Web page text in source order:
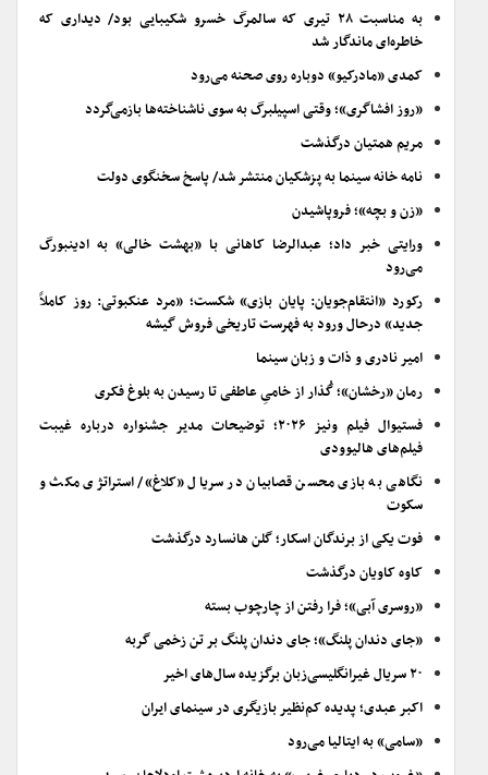
به مناسبت ۲۸ تیری که سالمرگ خسرو شکیبایی بود/ دیداری که
خاطره‌ای ماندگار شد
کمدی «مادرکیو» دوباره روی صحنه می‌رود
«روز افشاگری»؛ وقتی اسپیلبرگ به سوی ناشناخته‌ها بازمی‌گردد
مریم همتیان درگذشت
نامه خانه سینما به پزشکیان منتشر شد/ پاسخ سخنگوی دولت
«زن و بچه»؛ فروپاشیدن
ورایتی خبر داد؛ عبدالرضا کاهانی با «بهشت خالی» به ادینبورگ
می‌رود
رکورد «انتقام‌جویان: پایان بازی» شکست؛ «مرد عنکبوتی: روز کاملاً
جدید» درحال ورود به فهرست تاریخی فروش گیشه
امیر نادری و ذات و زبان سینما
رمان «رخشان»؛ گُذار از خامیِ عاطفی تا رسیدن به بلوغ فکری
فستیوال فیلم ونیز ۲۰۲۶؛ توضیحات مدیر جشنواره درباره غیبت
فیلم‌های هالیوودی
نگاهی به بازی محسن قصابیان در سریال «کلاغ»/ استراتژی مکث و
سکوت
فوت یکی از برندگان اسکار؛ گلن هانسارد درگذشت
کاوه کاویان درگذشت
«روسری آبی»؛ فرا رفتن از چارچوب بسته
«جای دندان پلنگ»؛ جای دندان پلنگ بر تن زخمی گربه
۲۰ سریال غیرانگلیسی‌زبان برگزیده سال‌های اخیر
اکبر عبدی؛ پدیده کم‌نظیر بازیگری در سینمای ایران
«سامی» به ایتالیا می‌رود